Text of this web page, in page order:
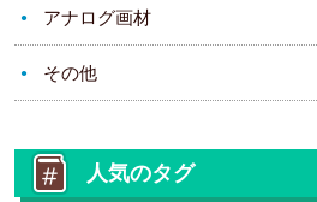
アナログ画材
その他
人気のタグ